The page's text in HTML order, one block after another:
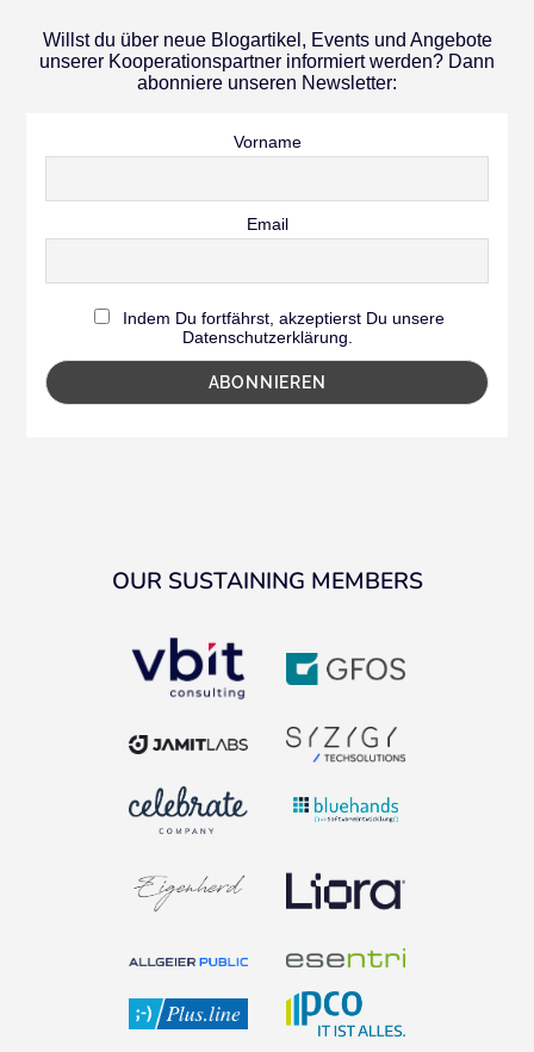
Willst du über neue Blogartikel, Events und Angebote
unserer Kooperationspartner informiert werden? Dann
abonniere unseren Newsletter:
Vorname
Email
Indem Du fortfährst, akzeptierst Du unsere
Datenschutzerklärung.
OUR SUSTAINING MEMBERS